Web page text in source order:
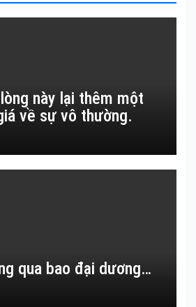
này lại thêm một
về sự vô thường.
qua bao đại dương…